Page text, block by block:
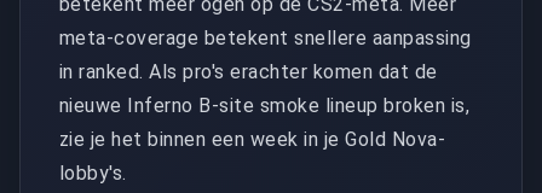
meta-coverage betekent snellere aanpassing
in ranked. Als pro's erachter komen dat de
nieuwe Inferno B-site smoke lineup broken is,
zie je het binnen een week in je Gold Nova-
lobby's.